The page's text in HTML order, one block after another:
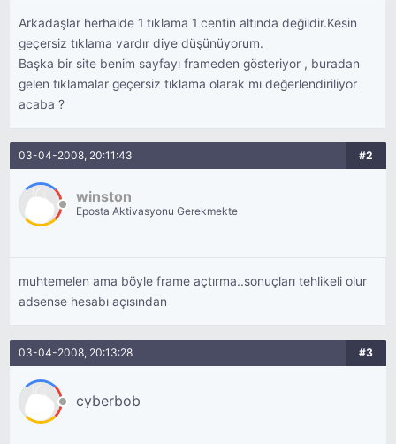
Arkadaşlar herhalde 1 tıklama 1 centin altında değildir.Kesin
geçersiz tıklama vardır diye düşünüyorum.
Başka bir site benim sayfayı frameden gösteriyor , buradan
gelen tıklamalar geçersiz tıklama olarak mı değerlendiriliyor
acaba ?
03-04-2008, 20:11:43 #2
winston
Eposta Aktivasyonu Gerekmekte
muhtemelen ama böyle frame açtırma..sonuçları tehlikeli olur
adsense hesabı açısından
03-04-2008, 20:13:28 #3
cyberbob